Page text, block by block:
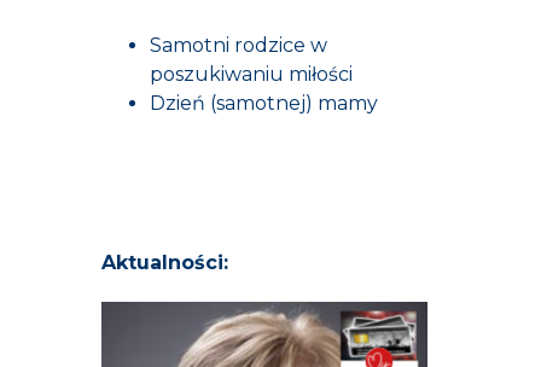
Samotni rodzice w
poszukiwaniu miłości
Dzień (samotnej) mamy
Aktualności: